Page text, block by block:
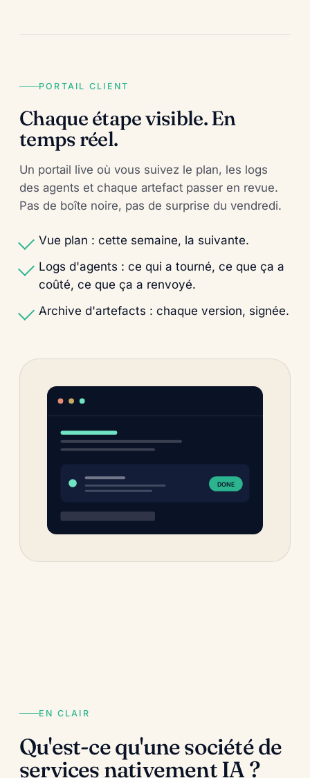
PORTAIL CLIENT
Chaque étape visible. En
temps réel.
Un portail live où vous suivez le plan, les logs
des agents et chaque artefact passer en revue.
Pas de boîte noire, pas de surprise du vendredi.
Vue plan : cette semaine, la suivante.
Logs d'agents : ce qui a tourné, ce que ça a
coûté, ce que ça a renvoyé.
Archive d'artefacts : chaque version, signée.
DONE
EN CLAIR
Qu'est-ce qu'une société de
services nativement IA ?